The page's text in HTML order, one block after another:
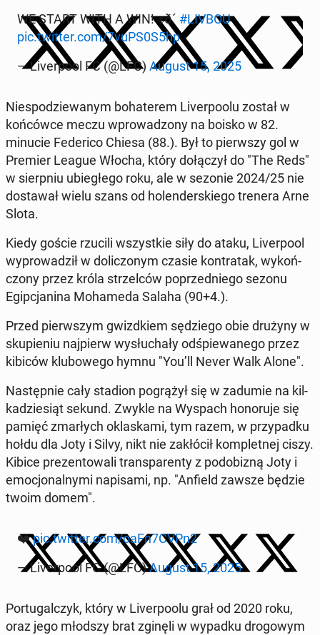
WE START WITH A WIN! ✊ð´ #LIVBOU
pic.twitter.com/7vuPS0S5hp
— Li­ver­po­ol FC (@LFC) August 15, 2025
Nie­spo­dzie­wa­nym bo­ha­te­rem Li­ver­po­olu został w
koń­ców­ce meczu wpro­wa­dzo­ny na boisko w 82.
minucie Fe­de­ri­co Chiesa (88.). Był to pierw­szy gol w
Premier League Włocha, który do­łą­czył do "The Reds"
w sierp­niu ubie­głe­go roku, ale w sezonie 2024/25 nie
do­sta­wał wielu szans od ho­len­der­skie­go trenera Arne
Slota.
Kiedy goście rzucili wszyst­kie siły do ataku, Li­ver­po­ol
wy­pro­wa­dził w do­li­czo­nym czasie kontr­atak, wy­koń­
czo­ny przez króla strzel­ców po­przed­nie­go sezonu
Egip­cja­ni­na Mo­ha­me­da Salaha (90+4.).
Przed pierw­szym gwizd­kiem sę­dzie­go obie drużyny w
sku­pie­niu naj­pierw wy­słu­cha­ły od­śpie­wa­ne­go przez
kibiców klu­bo­we­go hymnu "You’ll Never Walk Alone".
Na­stęp­nie cały stadion po­grą­żył się w zadumie na kil­
ka­dzie­siąt sekund. Zwykle na Wyspach ho­no­ru­je się
pamięć zmar­łych okla­ska­mi, tym razem, w przy­pad­ku
hołdu dla Joty i Silvy, nikt nie za­kłó­cił kom­plet­nej ciszy.
Kibice pre­zen­to­wa­li trans­pa­ren­ty z po­do­bi­zną Joty i
emo­cjo­nal­ny­mi na­pi­sa­mi, np. "Anfield zawsze będzie
twoim domem".
❤️pic.twitter.com/oaFn7CVPn2
— Li­ver­po­ol FC (@LFC)August 15, 2025
Por­tu­gal­czyk, który w Li­ver­po­olu grał od 2020 roku,
oraz jego młodszy brat zginęli w wypadku dro­go­wym